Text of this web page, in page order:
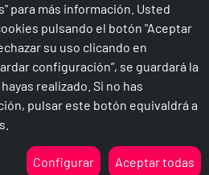
All Rights Reserved.
Política de privacidad
para más información. Usted
pulsando el botón "Aceptar
su uso clicando en
configuración”, se guardará la
realizado. Si no has
pulsar este botón equivaldrá a
Configurar Aceptar todas